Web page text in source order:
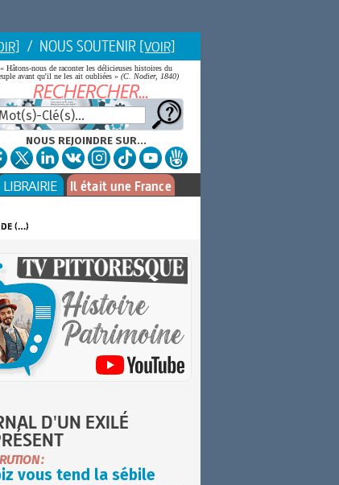
/ NOUS SOUTENIR [VOIR]
« Hâtons-nous de raconter les délicieuses histoires du
avant qu'il ne les ait oubliées » (C. Nodier, 1840)
NOUS REJOINDRE SUR...
LIBRAIRIE Il était une France
(…)
D'UN EXILÉ
:
vous tend la sébile